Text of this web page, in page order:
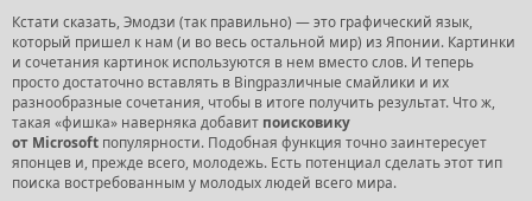
Кстати сказать, Эмодзи (так правильно) — это графический язык,
который пришел к нам (и во весь остальной мир) из Японии. Картинки
и сочетания картинок используются в нем вместо слов. И теперь
просто достаточно вставлять в Bingразличные смайлики и их
разнообразные сочетания, чтобы в итоге получить результат. Что ж,
такая «фишка» наверняка добавит поисковику
от Microsoft популярности. Подобная функция точно заинтересует
японцев и, прежде всего, молодежь. Есть потенциал сделать этот тип
поиска востребованным у молодых людей всего мира.